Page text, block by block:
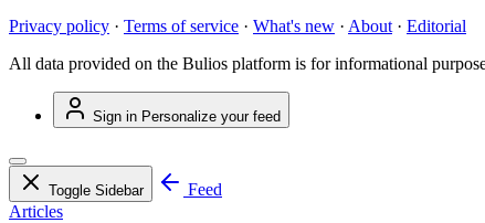
Privacy policy · Terms of service · What's new · About · Editorial
All data provided on the Bulios platform is for informational
Sign in Personalize your feed
Toggle Sidebar
Feed
Articles